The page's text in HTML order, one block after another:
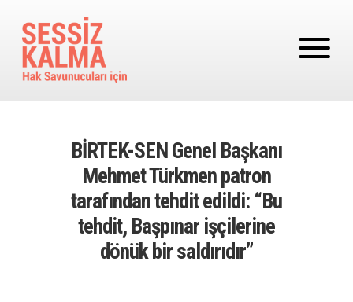
BİRTEK-SEN Genel Başkanı
Mehmet Türkmen patron
tarafından tehdit edildi: “Bu
tehdit, Başpınar işçilerine
dönük bir saldırıdır”